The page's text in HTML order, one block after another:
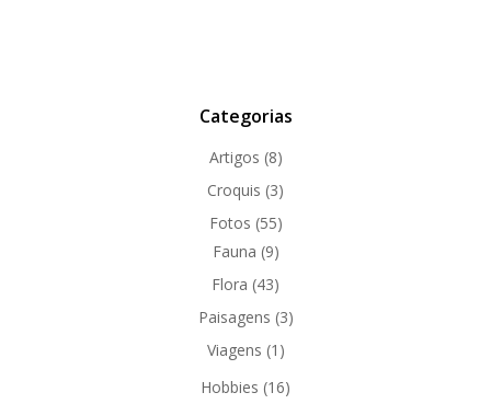
Categorias
Artigos (8)
Croquis (3)
Fotos (55)
Fauna (9)
Flora (43)
Paisagens (3)
Viagens (1)
Hobbies (16)